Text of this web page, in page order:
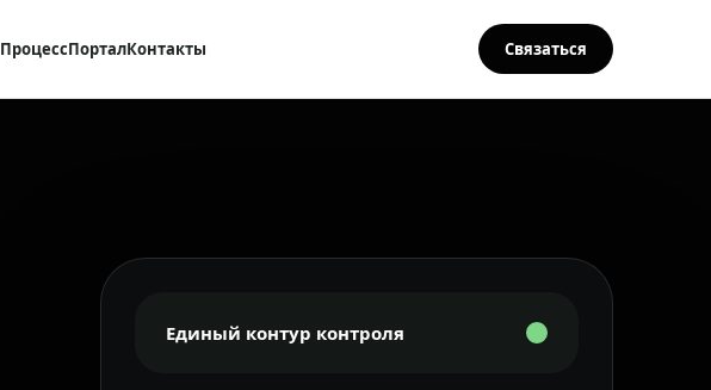
ПроцессПорталКонтакты Связаться
Единый контур контроля